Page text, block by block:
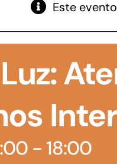
operacionais
Este
- 18:00